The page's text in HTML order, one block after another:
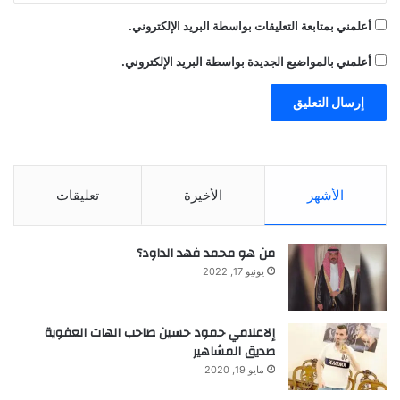
مجرد نتيجة للشيخوخة، بل هو مظهر من
مظاهر القابلية الفردية والعمليات التي
يقول باسكوال ليون: “إن فهم التغيرات
المجموعات المعرضة للخطر مبكرًا وتطوير
تدخلات شخصية لدعم الصحة المعرفية”.
ووجدت الدراسة أن ضمور الدماغ التدريجي يؤثر
على معالجة المعلومات الجديدة وتذكر التفاصيل
أعلمني بمتابعة التعليقات بواسطة البريد الإلكتروني.
أعلمني بالمواضيع الجديدة بواسطة البريد الإلكتروني.
الأشهر الأخيرة تعليقات
من هو محمد فهد الداود؟
يونيو 17, 2022
إلاعلامي حمود حسين صاحب الهات العفوية
صديق المشاهير
مايو 19, 2020